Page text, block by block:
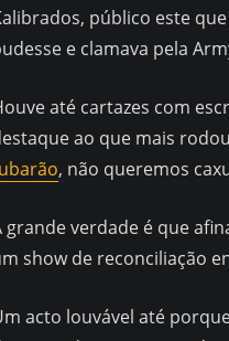
público este
e clamava pela
até cartazes com
ao que mais
, não queremos
grande verdade é que
show de reconciliação
acto louvável até